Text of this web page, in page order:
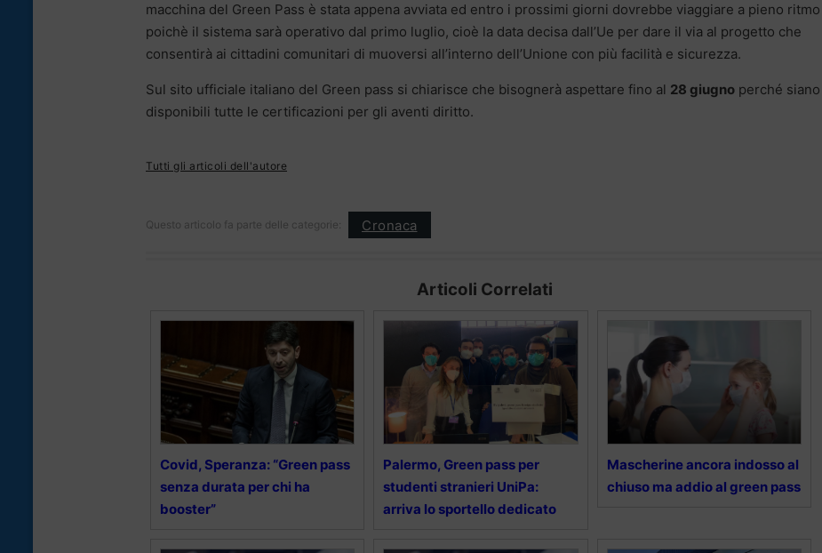
macchina del Green Pass è stata appena avviata ed entro i prossimi giorni dovrebbe viaggiare a pieno ritmo
poichè il sistema sarà operativo dal primo luglio, cioè la data decisa dall’Ue per dare il via al progetto che
consentirà ai cittadini comunitari di muoversi all’interno dell’Unione con più facilità e sicurezza.
Sul sito ufficiale italiano del Green pass si chiarisce che bisognerà aspettare fino al 28 giugno perché siano
disponibili tutte le certificazioni per gli aventi diritto.
Tutti gli articoli dell'autore
Questo articolo fa parte delle categorie: Cronaca
Articoli Correlati
Covid, Speranza: “Green pass
senza durata per chi ha
booster”
Palermo, Green pass per
studenti stranieri UniPa:
arriva lo sportello dedicato
Mascherine ancora indosso al
chiuso ma addio al green pass